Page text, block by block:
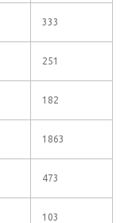
333
251
182
1863
473
103